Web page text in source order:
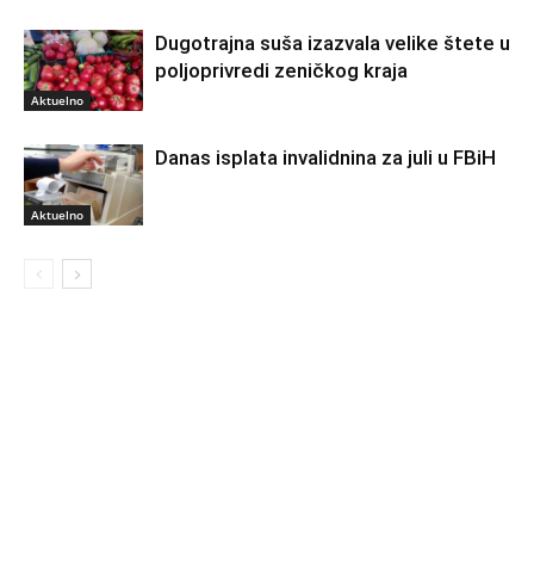
Aktuelno
Dugotrajna suša izazvala velike štete u
poljoprivredi zeničkog kraja
Aktuelno
Danas isplata invalidnina za juli u FBiH